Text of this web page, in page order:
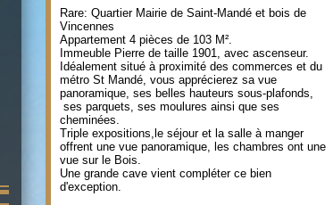
Rare: Quartier Mairie de Saint-Mandé et bois de
Vincennes
Appartement 4 pièces de 103 M².
Immeuble Pierre de taille 1901, avec ascenseur.
Idéalement situé à proximité des commerces et du
métro St Mandé, vous apprécierez sa vue
panoramique, ses belles hauteurs sous-plafonds,
ses parquets, ses moulures ainsi que ses
cheminées.
Triple expositions,le séjour et la salle à manger
offrent une vue panoramique, les chambres ont une
vue sur le Bois.
Une grande cave vient compléter ce bien
d'exception.